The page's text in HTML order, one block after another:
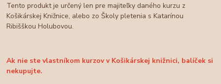
Tento produkt je určený len pre majiteľky daného kurzu z
Košikárskej Knižnice, alebo zo Školy pletenia s Katarínou
Ribišškou Holubovou.
Ak nie ste vlastníkom kurzov v Košikárskej knižnici, balíček si
nekupujte.